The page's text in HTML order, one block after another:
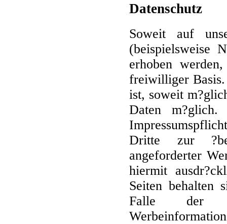
Datenschutz
Soweit auf
(beispielsweise
erhoben
freiwilliger
ist, soweit
Daten
Dritte zur
angeforderter
hiermit
Seiten behalten
Falle der